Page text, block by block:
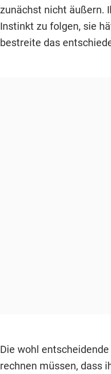
zunächst nicht äußern.
Instinkt zu folgen, sie
bestreite das
Die wohl
rechnen müssen, dass